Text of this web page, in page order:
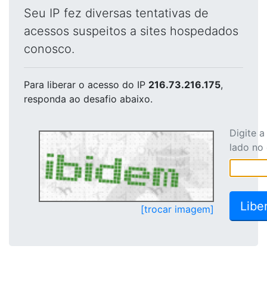
Seu IP fez diversas tentativas de
acessos suspeitos a sites hospedados
conosco.
Para liberar o acesso do IP 216.73.216.175,
responda ao desafio abaixo.
[trocar imagem]
Digite
lado no